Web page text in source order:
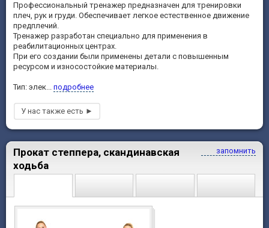
Профессиональный тренажер предназначен для тренировки
плеч, рук и груди. Обеспечивает легкое естественное движение
предплечий.
Тренажер разработан специально для применения в
реабилитационных центрах.
При его создании были применены детали с повышенным
ресурсом и износостойкие материалы.
Тип: элек... подробнее
запомнить
Прокат степпера, скандинавская
ходьба